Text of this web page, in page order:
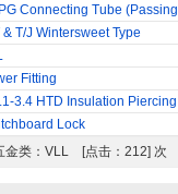
Connecting Tube (Passing
& T/J Wintersweet Type
Clamp
Fitting
3.4 HTD Insulation Piercing
Lock
金类 ：VLL [点击：212] 次